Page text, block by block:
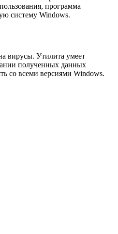
программа
систему Windows.
вирусы. Утилита умеет
полученных данных
со всеми версиями Windows.